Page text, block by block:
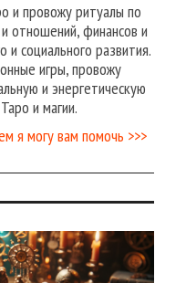
и провожу ритуалы по
отношений, финансов и
и социального развития.
игры, провожу
и энергетическую
и магии.
я могу вам помочь >>>